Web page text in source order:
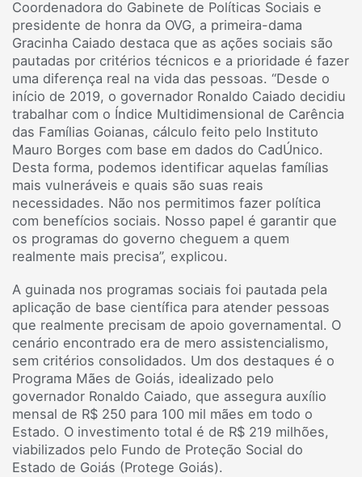
Coordenadora do Gabinete de Políticas Sociais e
presidente de honra da OVG, a primeira-dama
Gracinha Caiado destaca que as ações sociais são
pautadas por critérios técnicos e a prioridade é fazer
uma diferença real na vida das pessoas. “Desde o
início de 2019, o governador Ronaldo Caiado decidiu
trabalhar com o Índice Multidimensional de Carência
das Famílias Goianas, cálculo feito pelo Instituto
Mauro Borges com base em dados do CadÚnico.
Desta forma, podemos identificar aquelas famílias
mais vulneráveis e quais são suas reais
necessidades. Não nos permitimos fazer política
com benefícios sociais. Nosso papel é garantir que
os programas do governo cheguem a quem
realmente mais precisa”, explicou.
A guinada nos programas sociais foi pautada pela
aplicação de base científica para atender pessoas
que realmente precisam de apoio governamental. O
cenário encontrado era de mero assistencialismo,
sem critérios consolidados. Um dos destaques é o
Programa Mães de Goiás, idealizado pelo
governador Ronaldo Caiado, que assegura auxílio
mensal de R$ 250 para 100 mil mães em todo o
Estado. O investimento total é de R$ 219 milhões,
viabilizados pelo Fundo de Proteção Social do
Estado de Goiás (Protege Goiás).